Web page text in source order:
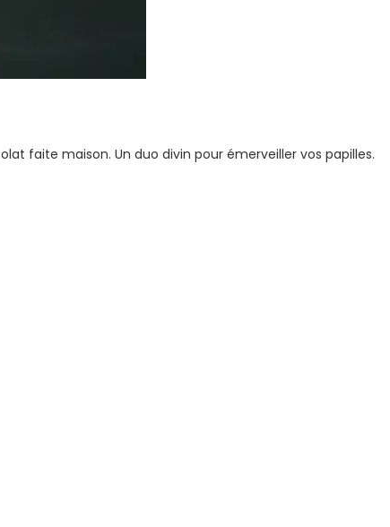
faite maison. Un duo divin pour émerveiller vos papilles.